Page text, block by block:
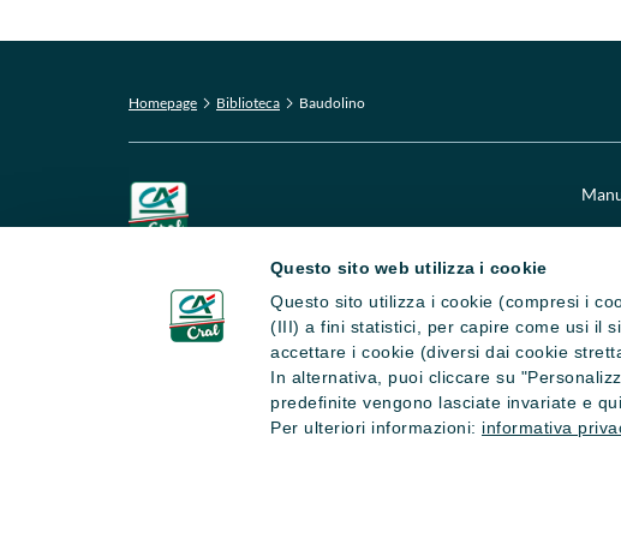
Questo sito web utilizza i cookie
Questo sito utilizza i cookie (compresi i
(III) a fini statistici, per capire come usi il
accettare i cookie (diversi dai cookie
In alternativa, puoi cliccare su
predefinite vengono lasciate invariate e
Per ulteriori informazioni: informativa
Homepage Biblioteca Baudolino
Via La Spezia 138 - 43126 Parma
Chi